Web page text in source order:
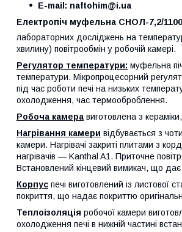
Е-mail: naftohim@i.ua
Електропіч муфельна СНОЛ-7,2/
лабораторних досліджень на
хвилину) повітрообмін у робочій камері.
Регулятор температури: муфельна
температури. Мікропроцесорний
під час роботи печі на низьких
охолодження, час термооброблення.
Робоча камера виготовлена з
Нагрівання камери відбувається з
камери. Нагрівачі закриті плитами з
нагрівачів — Kanthal A1. Приточне
Встановлений кінцевий вимикач, що
Корпус печі виготовлений із листової
покриття, що надає покриттю
Теплоізоляція робочої камери
охолодження печі в нижній частині